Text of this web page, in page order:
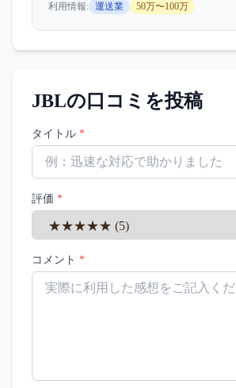
利用情報: 運送業 50万〜100万
JBLの口コミを投稿
タイトル *
評価 *
コメント *